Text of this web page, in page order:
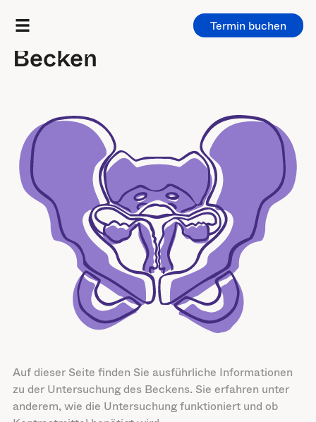
Termin buchen
Untersuchungen Bauch & Becken
Becken
Auf dieser Seite finden Sie ausführliche Informationen
zu der Untersuchung des Beckens. Sie erfahren unter
anderem, wie die Untersuchung funktioniert und ob